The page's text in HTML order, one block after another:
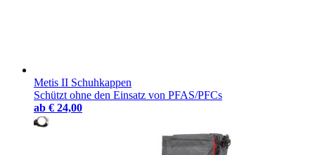
Metis II Schuhkappen
Schützt ohne den Einsatz von PFAS/PFCs
ab € 24,00